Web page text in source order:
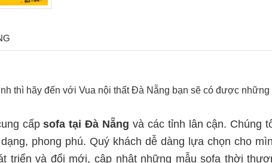
thì hãy đến với Vua nội thất Đà Nẵng bạn sẽ có được
cấpsofa tại Đà Nẵng và các tỉnh lân cận. Chúng
phong phú. Quý khách dễ dàng lựa chọn cho
triển và đổi mới, cập nhật những mẫu sofa thời